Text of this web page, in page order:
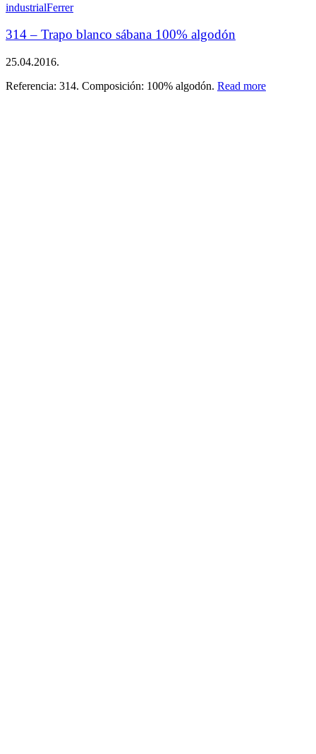
industrialFerrer
314 – Trapo blanco sábana 100% algodón
25.04.2016.
Referencia: 314. Composición: 100% algodón. Read more